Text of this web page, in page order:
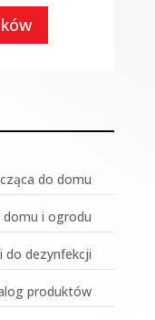
do domu
domu i ogrodu
do dezynfekcji
produktów